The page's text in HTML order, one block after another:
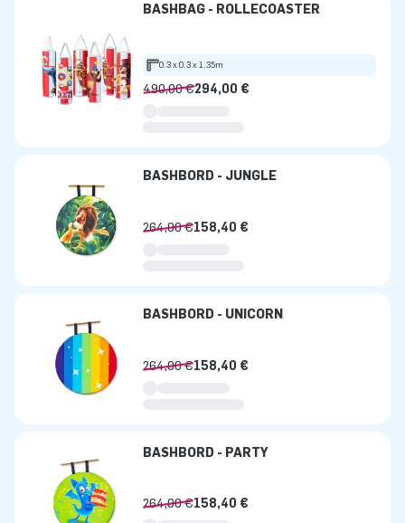
BASHBAG - ROLLECOASTER
0.3 x 0.3 x 1.35m
490,00 €294,00 €
BASHBORD - JUNGLE
264,00 €158,40 €
BASHBORD - UNICORN
264,00 €158,40 €
BASHBORD - PARTY
264,00 €158,40 €